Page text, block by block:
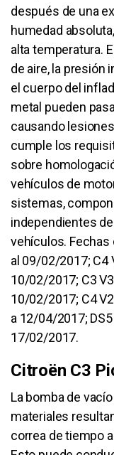
después de una
humedad
alta temperatura.
de aire, la presión
el cuerpo del
metal pueden
causando
cumple los
sobre
vehículos de
sistemas,
independientes
vehículos. Fechas
al 09/02/2017; C4
10/02/2017; C3
10/02/2017; C4
a 12/04/2017;
17/02/2017.
Citroën C3
La bomba de
materiales
correa de tiempo